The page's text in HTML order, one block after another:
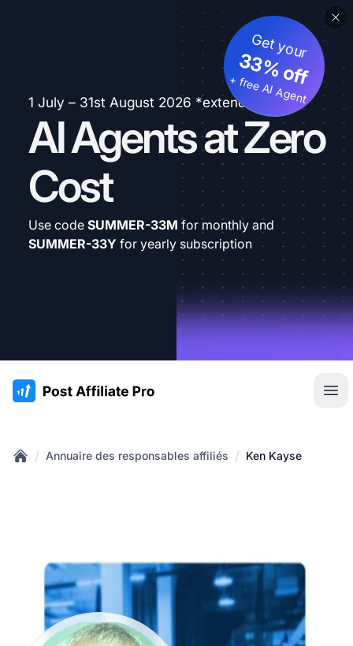
1 July – 31st August 2026 *extended
AI Agents at Zero
Cost
Get your
33% off
+ free AI Agent
Use code SUMMER-33M for monthly and
SUMMER-33Y for yearly subscription
:site.title
/ Annuaire des responsables affiliés / Ken Kayse